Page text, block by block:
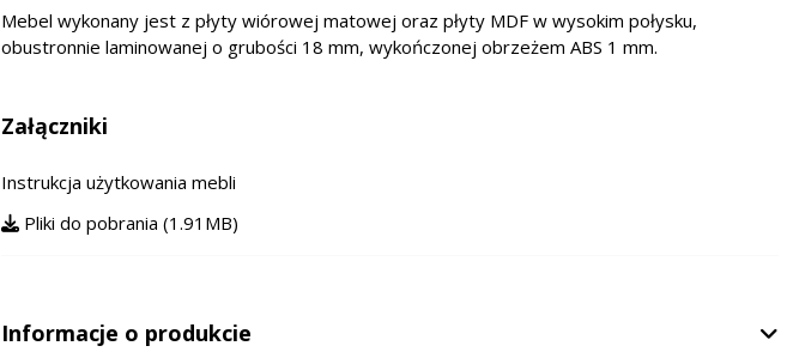
Mebel wykonany jest z płyty wiórowej matowej oraz płyty MDF w wysokim połysku,
obustronnie laminowanej o grubości 18 mm, wykończonej obrzeżem ABS 1 mm.
Załączniki
Instrukcja użytkowania mebli
Pliki do pobrania (1.91MB)
Informacje o produkcie